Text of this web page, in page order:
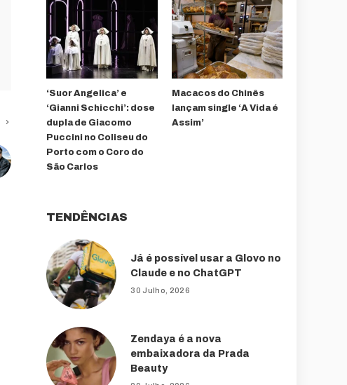
‘Suor Angelica’ e
‘Gianni Schicchi’: dose
dupla de Giacomo
Puccini no Coliseu do
Porto com o Coro do
São Carlos
Macacos do Chinês
lançam single ‘A Vida é
Assim’
TENDÊNCIAS
Já é possível usar a Glovo no
Claude e no ChatGPT
30 Julho, 2026
Zendaya é a nova
embaixadora da Prada
Beauty